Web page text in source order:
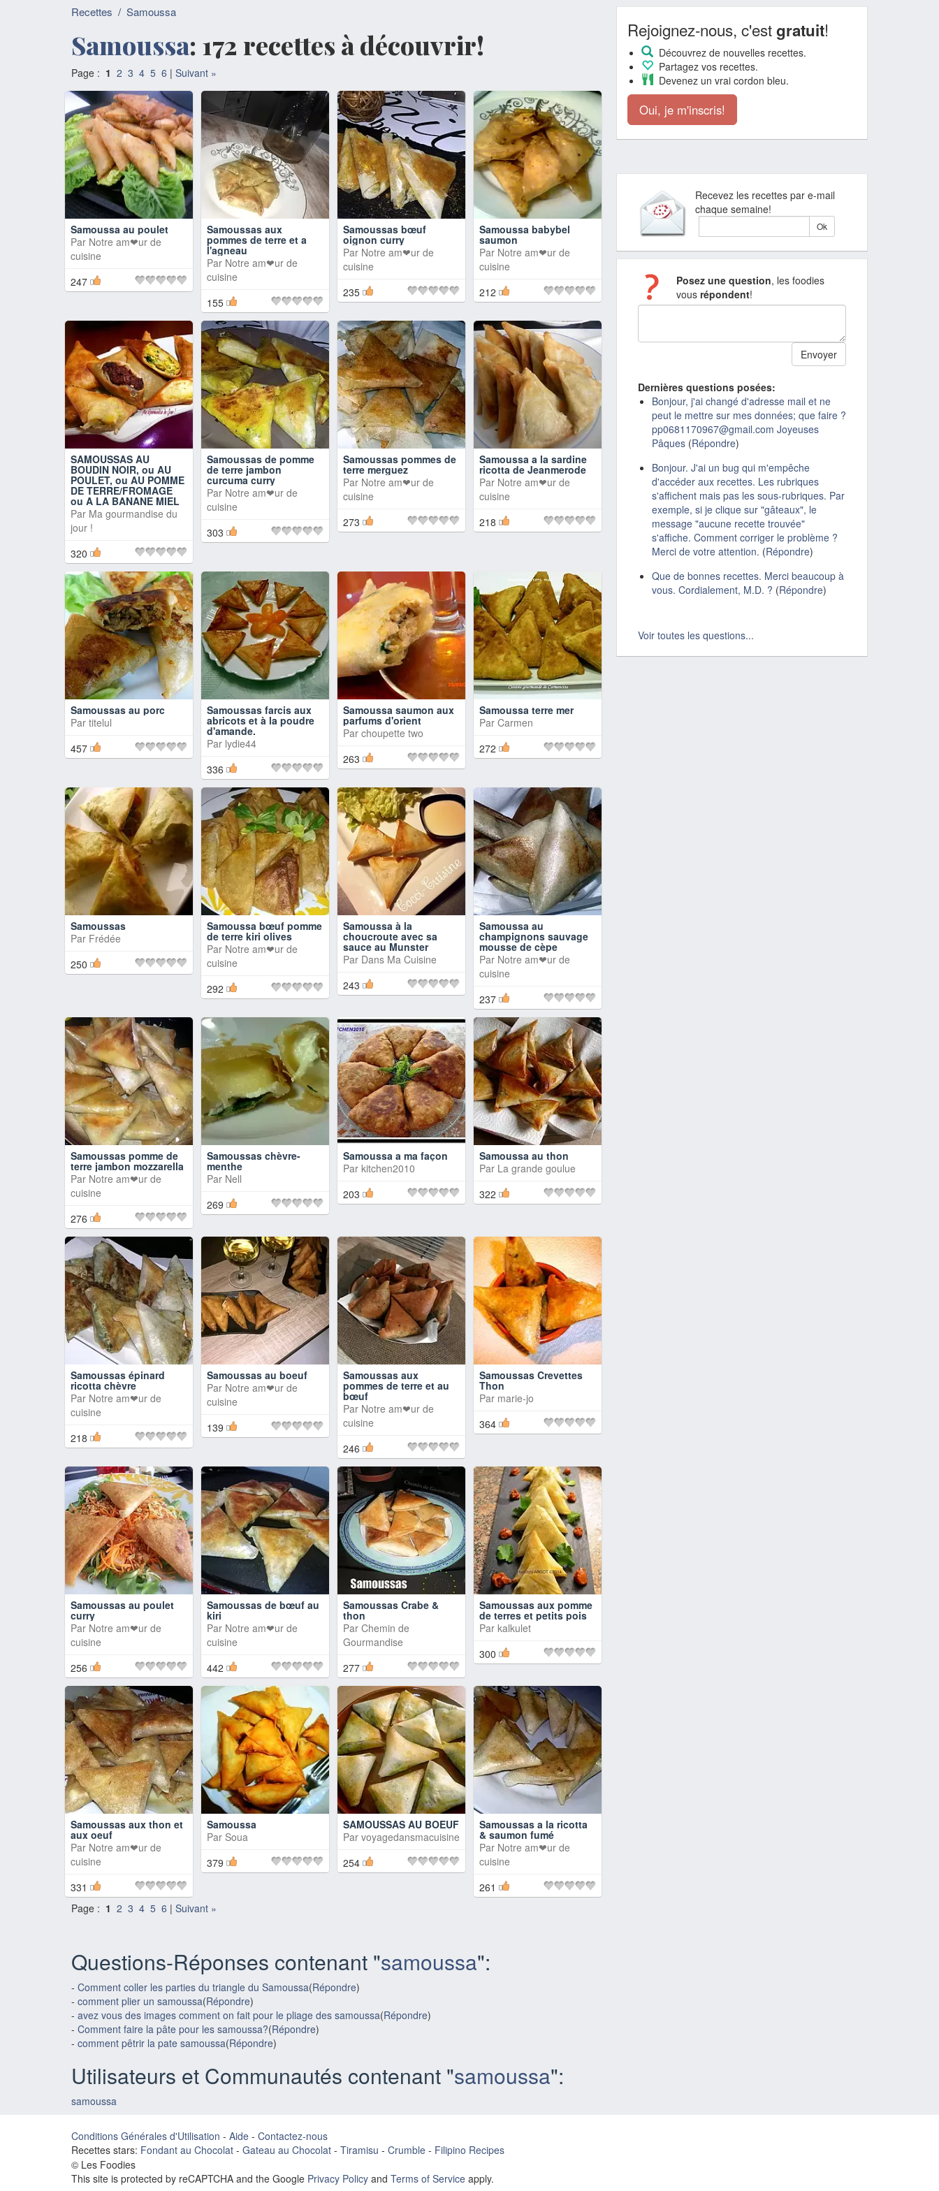
Recettes / Samoussa
Samoussa: 172 recettes à découvrir!
Page : 1 2 3 4 5 6 | Suivant »
Samoussa au poulet
Par Notre am❤ur de
cuisine
247
Samoussas aux
pommes de terre et a
l'agneau
Par Notre am❤ur de
cuisine
155
Samoussas bœuf
oignon curry
Par Notre am❤ur de
cuisine
235
Samoussa babybel
saumon
Par Notre am❤ur de
cuisine
212
SAMOUSSAS AU
BOUDIN NOIR, ou AU
POULET, ou AU POMME
DE TERRE/FROMAGE
ou A LA BANANE MIEL
Par Ma gourmandise du
jour !
320
Samoussas de pomme
de terre jambon
curcuma curry
Par Notre am❤ur de
cuisine
303
Samoussas pommes de
terre merguez
Par Notre am❤ur de
cuisine
273
Samoussa a la sardine
ricotta de Jeanmerode
Par Notre am❤ur de
cuisine
218
Samoussas au porc
Par titelul
457
Samoussas farcis aux
abricots et à la poudre
d'amande.
Par lydie44
336
Samoussa saumon aux
parfums d'orient
Par choupette two
263
Samoussa terre mer
Par Carmen
272
Samoussas
Par Frédée
250
Samoussa bœuf pomme
de terre kiri olives
Par Notre am❤ur de
cuisine
292
Samoussa à la
choucroute avec sa
sauce au Munster
Par Dans Ma Cuisine
243
Samoussa au
champignons sauvage
mousse de cèpe
Par Notre am❤ur de
cuisine
237
Samoussas pomme de
terre jambon mozzarella
Par Notre am❤ur de
cuisine
276
Samoussas chèvre-
menthe
Par Nell
269
Samoussa a ma façon
Par kitchen2010
203
Samoussa au thon
Par La grande goulue
322
Samoussas épinard
ricotta chèvre
Par Notre am❤ur de
cuisine
218
Samoussas au boeuf
Par Notre am❤ur de
cuisine
139
Samoussas aux
pommes de terre et au
bœuf
Par Notre am❤ur de
cuisine
246
Samoussas Crevettes
Thon
Par marie-jo
364
Samoussas au poulet
curry
Par Notre am❤ur de
cuisine
256
Samoussas de bœuf au
kiri
Par Notre am❤ur de
cuisine
442
Samoussas Crabe &
thon
Par Chemin de
Gourmandise
277
Samoussas aux pomme
de terres et petits pois
Par kalkulet
300
Samoussas aux thon et
aux oeuf
Par Notre am❤ur de
cuisine
331
Samoussa
Par Soua
379
SAMOUSSAS AU BOEUF
Par voyagedansmacuisine
254
Samoussas a la ricotta
& saumon fumé
Par Notre am❤ur de
cuisine
261
Page : 1 2 3 4 5 6 | Suivant »
Questions-Réponses contenant "samoussa":
- Comment coller les parties du triangle du Samoussa(Répondre)
- comment plier un samoussa(Répondre)
- avez vous des images comment on fait pour le pliage des samoussa(Répondre)
- Comment faire la pâte pour les samoussa?(Répondre)
- comment pêtrir la pate samoussa(Répondre)
Utilisateurs et Communautés contenant "samoussa":
samoussa
Rejoignez-nous, c'estgratuit!
Découvrez de nouvelles recettes.
Partagez vos recettes.
Devenez un vrai cordon bleu.
Oui, je m'inscris!
Recevez les recettes par e-mail
chaque semaine!
Posez une question, les foodies
vous répondent!
Dernières questions posées:
Bonjour, j'ai changé d'adresse mail et ne
peut le mettre sur mes données; que faire ?
pp0681170967@gmail.com Joyeuses
Pâques (Répondre)
Bonjour. J'ai un bug qui m'empêche
d'accéder aux recettes. Les rubriques
s'affichent mais pas les sous-rubriques. Par
exemple, si je clique sur "gâteaux", le
message "aucune recette trouvée"
s'affiche. Comment corriger le problème ?
Merci de votre attention. (Répondre)
Que de bonnes recettes. Merci beaucoup à
vous. Cordialement, M.D. ? (Répondre)
Voir toutes les questions...
Conditions Générales d'Utilisation - Aide - Contactez-nous
Recettes stars: Fondant au Chocolat - Gateau au Chocolat - Tiramisu - Crumble - Filipino Recipes
© Les Foodies
This site is protected by reCAPTCHA and the Google Privacy Policy and Terms of Service apply.